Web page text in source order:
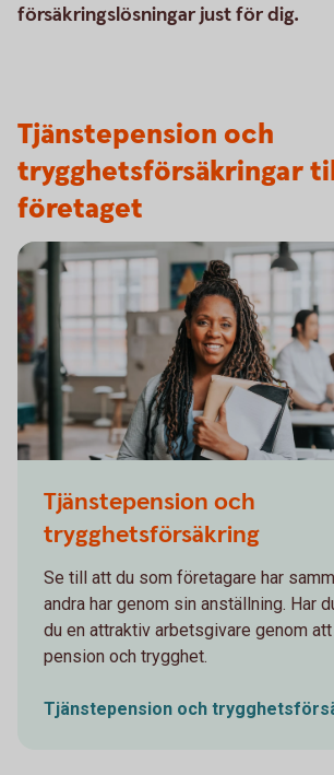
försäkringslösningar just för dig.
Tjänstepension och
trygghetsförsäkringar
företaget
Tjänstepension och
trygghetsförsäkring
Se till att du som företagare har
andra har genom sin anställning. Har
du en attraktiv arbetsgivare genom
pension och trygghet.
Tjänstepension och